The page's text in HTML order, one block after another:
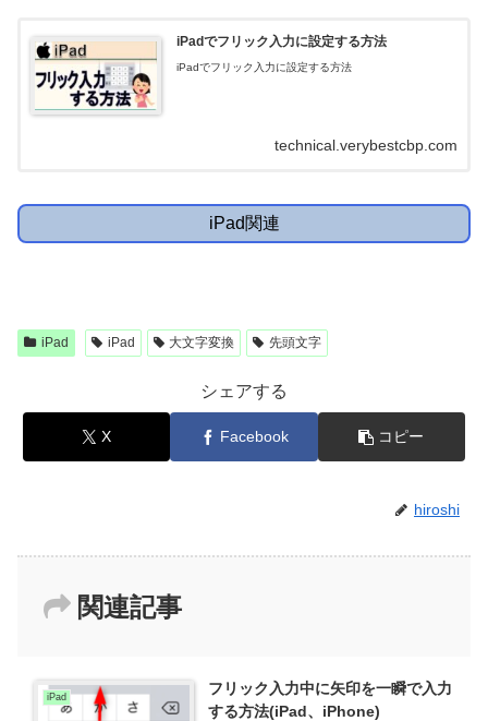
iPadでフリック入力に設定する方法
iPadでフリック入力に設定する方法
technical.verybestcbp.com
iPad関連
iPad iPad 大文字変換 先頭文字
シェアする
X Facebook コピー
hiroshi
関連記事
iPad
フリック入力中に矢印を一瞬で入力
する方法(iPad、iPhone)